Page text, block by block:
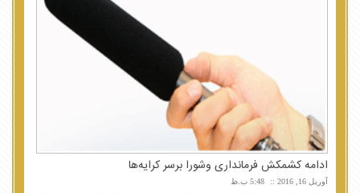
ادامه کشمکش فرمانداری وشورا برسر کرایه‌ها
آوریل 16, 2016 5:48 ب.ظ